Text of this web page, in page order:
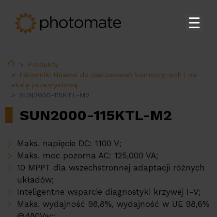
HomeProdukty
Falowniki Huawei do zastosowań komercyjnych i na
skalę przemysłową
SUN2000-115KTL-M2
SUN2000-115KTL-M2
Maks. napięcie DC: 1100 V;
Maks. moc pozorna AC: 125,000 VA;
10 MPPT dla wszechstronnej adaptacji różnych
układów;
Inteligentne wsparcie diagnostyki krzywej I-V;
Maks. wydajność 98,8%, wydajność w UE 98,6%
Produkty
Falowniki Fusionsolar do zastosowań domowych
na skalę przemysłową
Stacja transformatorowa Huawei
Akcesoria Huawei
Ładowarki do pojazdów elektrycznych Huawei
Ładowarki do pojazdów elektrycznych
Ekoenergetyka